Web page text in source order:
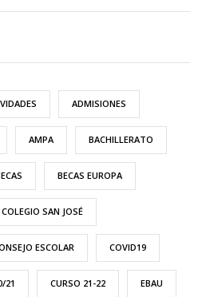
ADMISIONES
AMPA BACHILLERATO
BECAS EUROPA
COLEGIO SAN JOSÉ
ESCOLAR COVID19
21 CURSO 21-22 EBAU